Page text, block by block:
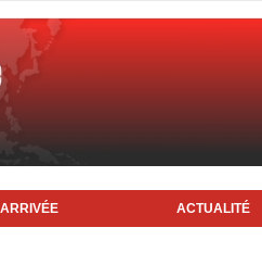
ACTUALITÉ